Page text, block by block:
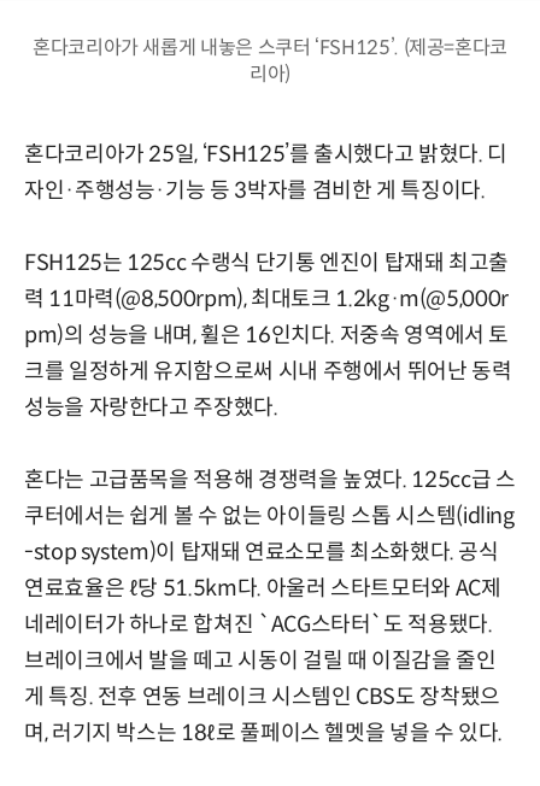
혼다코리아가 새롭게 내놓은 스쿠터 ‘FSH125’. (제공=혼다코
리아)
혼다코리아가 25일, ‘FSH125’를 출시했다고 밝혔다. 디
자인·주행성능·기능 등 3박자를 겸비한 게 특징이다.
FSH125는 125cc 수랭식 단기통 엔진이 탑재돼 최고출
력 11마력(@8,500rpm), 최대토크 1.2kg·m(@5,000r
pm)의 성능을 내며, 휠은 16인치다. 저중속 영역에서 토
크를 일정하게 유지함으로써 시내 주행에서 뛰어난 동력
성능을 자랑한다고 주장했다.
혼다는 고급품목을 적용해 경쟁력을 높였다. 125cc급 스
쿠터에서는 쉽게 볼 수 없는 아이들링 스톱 시스템(idling
-stop system)이 탑재돼 연료소모를 최소화했다. 공식
연료효율은 ℓ당 51.5km다. 아울러 스타트모터와 AC제
네레이터가 하나로 합쳐진 `ACG스타터`도 적용됐다.
브레이크에서 발을 떼고 시동이 걸릴 때 이질감을 줄인
게 특징. 전후 연동 브레이크 시스템인 CBS도 장착됐으
며, 러기지 박스는 18ℓ로 풀페이스 헬멧을 넣을 수 있다.